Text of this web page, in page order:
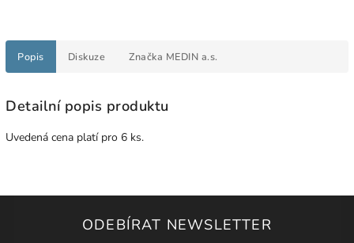
Popis Diskuze Značka MEDIN a.s.
Detailní popis produktu
Uvedená cena platí pro 6 ks.
ODEBÍRAT NEWSLETTER